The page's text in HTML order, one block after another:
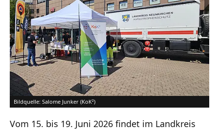
Bildquelle: Salome Junker (KoK²)
Vom 15. bis 19. Juni 2026 findet im Landkreis